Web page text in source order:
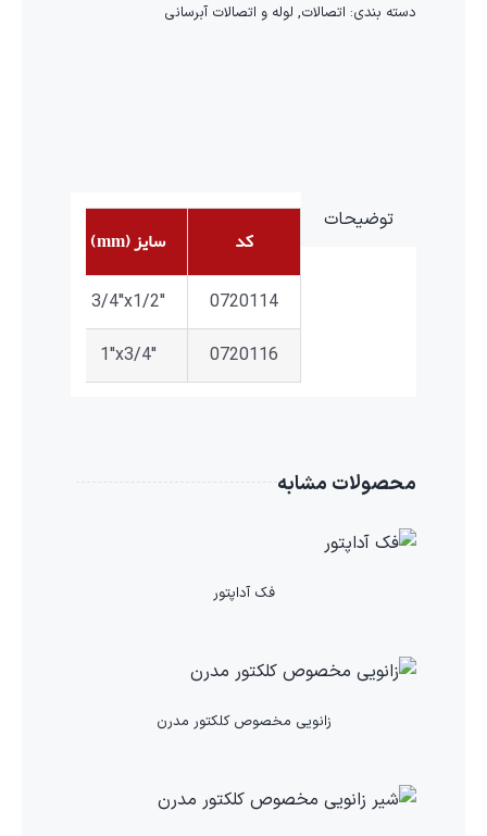
دسته بندی: اتصالات, لوله و اتصالات آبرسانی
توضیحات
کد سایز (mm)
0720114
3/4″x1/2″
0720116
1″x3/4″
محصولات مشابه
فک آداپتور
زانویی مخصوص کلکتور مدرن